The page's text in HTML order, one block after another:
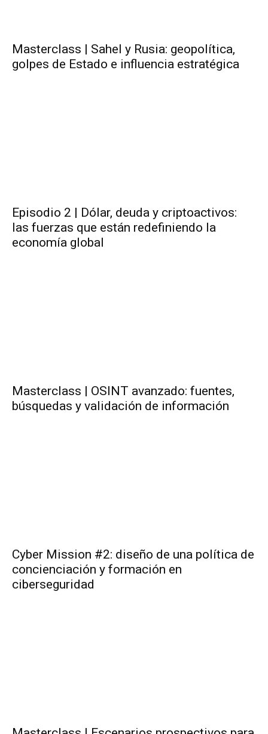
Masterclass | Sahel y Rusia: geopolítica,
golpes de Estado e influencia estratégica
Episodio 2 | Dólar, deuda y criptoactivos:
las fuerzas que están redefiniendo la
economía global
Masterclass | OSINT avanzado: fuentes,
búsquedas y validación de información
Cyber Mission #2: diseño de una política de
concienciación y formación en
ciberseguridad